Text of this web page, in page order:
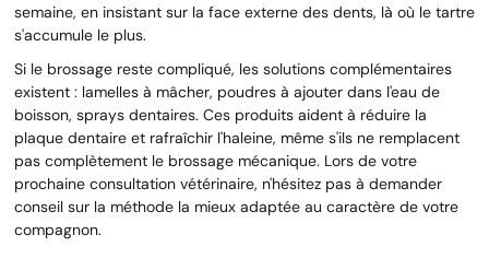
semaine, en insistant sur la face externe des dents, là où le tartre
s'accumule le plus.
Si le brossage reste compliqué, les solutions complémentaires
existent : lamelles à mâcher, poudres à ajouter dans l'eau de
boisson, sprays dentaires. Ces produits aident à réduire la
plaque dentaire et rafraîchir l'haleine, même s'ils ne remplacent
pas complètement le brossage mécanique. Lors de votre
prochaine consultation vétérinaire, n'hésitez pas à demander
conseil sur la méthode la mieux adaptée au caractère de votre
compagnon.